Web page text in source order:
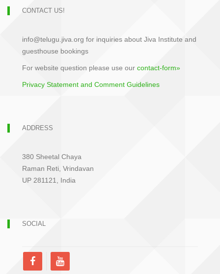
CONTACT US!
info@telugu.jiva.org for inquiries about Jiva Institute and
guesthouse bookings
For website question please use our contact-form»
Privacy Statement and Comment Guidelines
ADDRESS
380 Sheetal Chaya
Raman Reti, Vrindavan
UP 281121, India
SOCIAL